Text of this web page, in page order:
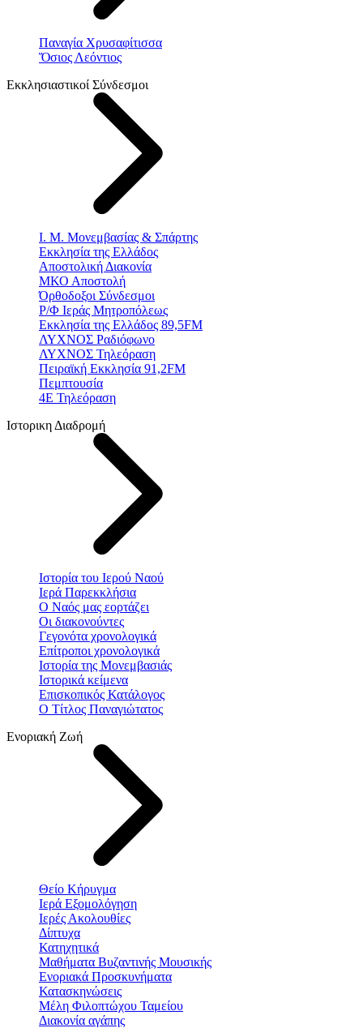
Παναγία Χρυσαφίτισσα
Ὅσιος Λεόντιος
Εκκλησιαστικοί Σύνδεσμοι
Ι. Μ. Μονεμβασίας & Σπάρτης
Εκκλησία της Ελλάδος
Αποστολική Διακονία
ΜΚΟ Αποστολή
Όρθοδοξοι Σύνδεσμοι
Ρ/Φ Ιεράς Μητροπόλεως
Εκκλησία της Ελλάδος 89,5FM
ΛΥΧΝΟΣ Ραδιόφωνο
ΛΥΧΝΟΣ Τηλεόραση
Πειραϊκή Εκκλησία 91,2FM
Πεμπτουσία
4Ε Τηλεόραση
Ιστορικη Διαδρομή
Ιστορία του Ιερού Ναού
Ιερά Παρεκκλήσια
Ο Ναός μας εορτάζει
Οι διακονούντες
Γεγονότα χρονολογικά
Επίτροποι χρονολογικά
Ιστορία της Μονεμβασιάς
Ιστορικά κείμενα
Επισκοπικός Κατάλογος
Ο Τίτλος Παναγιώτατος
Ενοριακή Ζωή
Θείο Κήρυγμα
Ιερά Εξομολόγηση
Ιερές Ακολουθίες
Δίπτυχα
Κατηχητικά
Μαθήματα Βυζαντινής Μουσικής
Ενοριακά Προσκυνήματα
Κατασκηνώσεις
Μέλη Φιλοπτώχου Ταμείου
Διακονία αγάπης